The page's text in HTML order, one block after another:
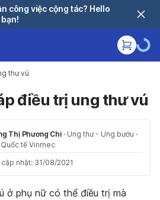
công việc cộng tác? Hello
thư vú
điều trị ung thư vú
Thị Phương Chi · Ung thư - Ung bướu ·
tế Vinmec
nhật: 31/08/2021
ở phụ nữ có thể điều trị mà